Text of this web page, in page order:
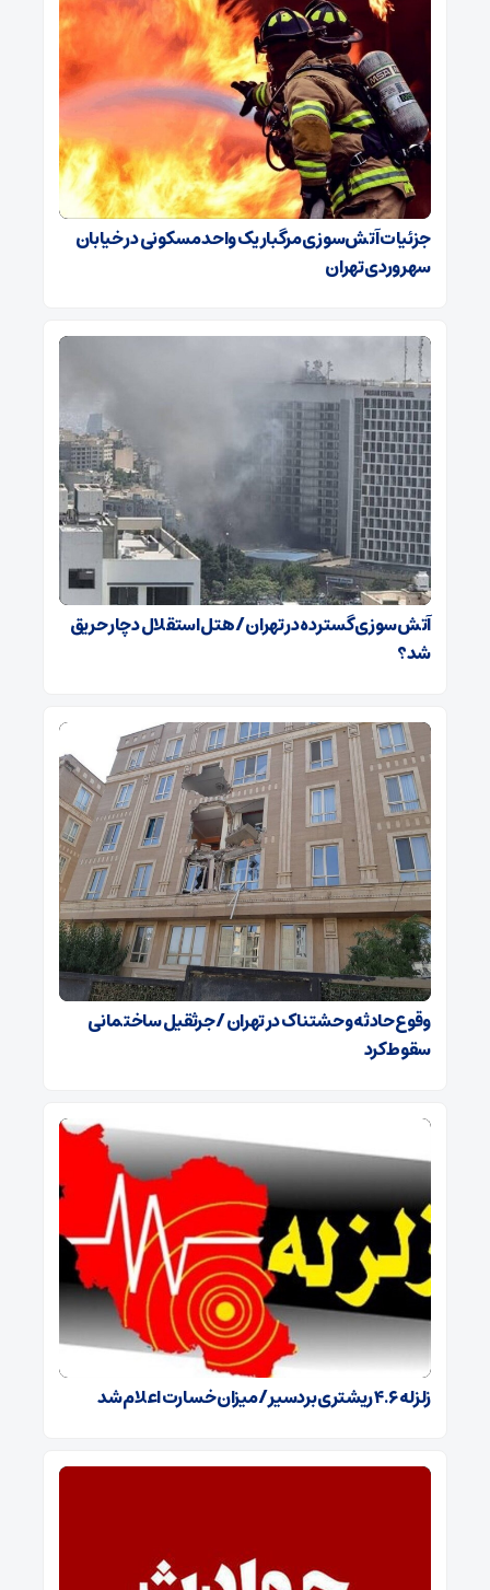
جزئیات آتش‌سوزی مرگبار یک واحد مسکونی در خیابان
سهروردی تهران
آتش‌سوزی گسترده در تهران / هتل استقلال دچار حریق
شد؟
وقوع حادثه وحشتناک در تهران / جرثقیل ساختمانی
سقوط کرد
زلزله ۴.۶ ریشتری بردسیر / میزان خسارت اعلام شد